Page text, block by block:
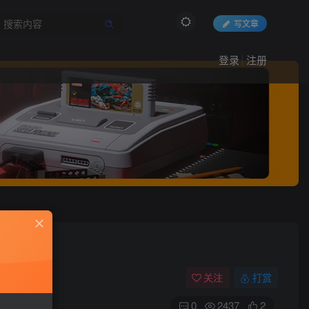
写文章
登录 注册
关注 打赏
0 2437 2